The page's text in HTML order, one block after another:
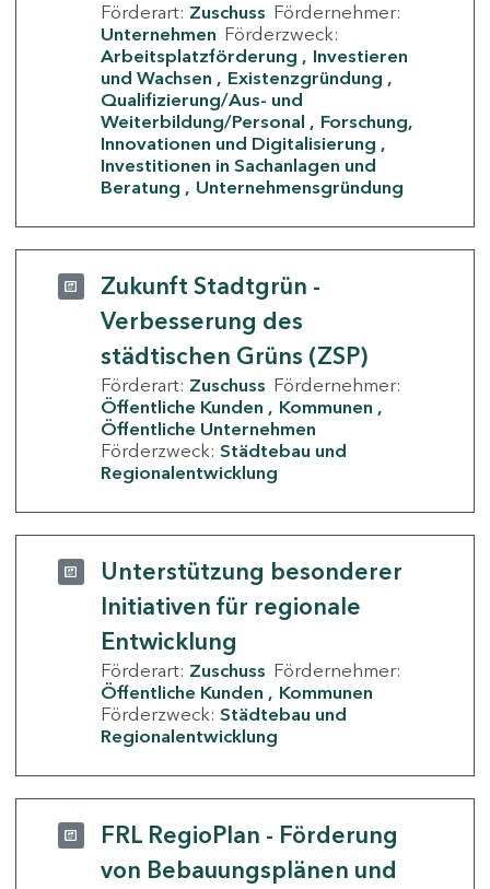
Förderart: Zuschuss Fördernehmer:
Unternehmen Förderzweck:
Arbeitsplatzförderung
Investieren
und Wachsen
Existenzgründung
Qualifizierung/Aus- und
Weiterbildung/Personal
Forschung,
Innovationen und Digitalisierung
Investitionen in Sachanlagen und
Beratung
Unternehmensgründung
Zukunft Stadtgrün -
Verbesserung des
städtischen Grüns (ZSP)
Förderart: Zuschuss Fördernehmer:
Öffentliche Kunden
Kommunen
Öffentliche Unternehmen
Förderzweck: Städtebau und
Regionalentwicklung
Unterstützung besonderer
Initiativen für regionale
Entwicklung
Förderart: Zuschuss Fördernehmer:
Öffentliche Kunden
Kommunen
Förderzweck: Städtebau und
Regionalentwicklung
FRL RegioPlan - Förderung
von Bebauungsplänen und